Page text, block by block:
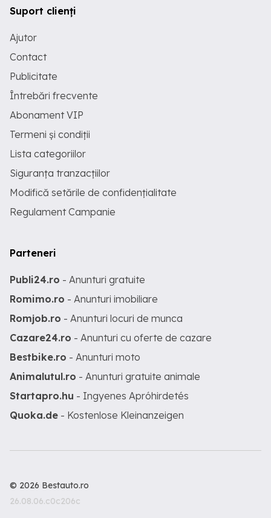
Suport clienți
Ajutor
Contact
Publicitate
Întrebări frecvente
Abonament VIP
Termeni și condiții
Lista categoriilor
Siguranța tranzacțiilor
Modifică setările de confidențialitate
Regulament Campanie
Parteneri
Publi24.ro - Anunturi gratuite
Romimo.ro - Anunturi imobiliare
Romjob.ro - Anunturi locuri de munca
Cazare24.ro - Anunturi cu oferte de cazare
Bestbike.ro - Anunturi moto
Animalutul.ro - Anunturi gratuite animale
Startapro.hu - Ingyenes Apróhirdetés
Quoka.de - Kostenlose Kleinanzeigen
© 2026 Bestauto.ro
26.08.06.c0c206c